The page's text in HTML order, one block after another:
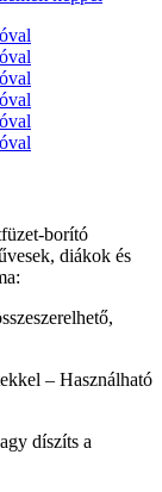
borító
diákok és
– Használható
díszíts a